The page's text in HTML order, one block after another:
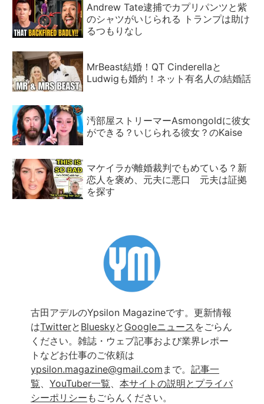
Andrew Tate逮捕でカプリパンツと紫
のシャツがいじられる トランプは助け
るつもりなし
MrBeast結婚！QT Cinderellaと
Ludwigも婚約！ネット有名人の結婚話
汚部屋ストリーマーAsmongoldに彼女
ができる？いじられる彼女？のKaise
マケイラが離婚裁判でもめている？新
恋人を褒め、元夫に悪口 元夫は証拠
を探す
古田アデルのYpsilon Magazineです。更新情報
はTwitterと Blueskyと Googleニュース をごらん
ください。雑誌・ウェブ記事および業界レポー
トなどお仕事のご依頼は
ypsilon.magazine@gmail.com まで。 記事一
覧
YouTuber一覧
本サイトの説明とプライバ
シーポリシー もごらんください。